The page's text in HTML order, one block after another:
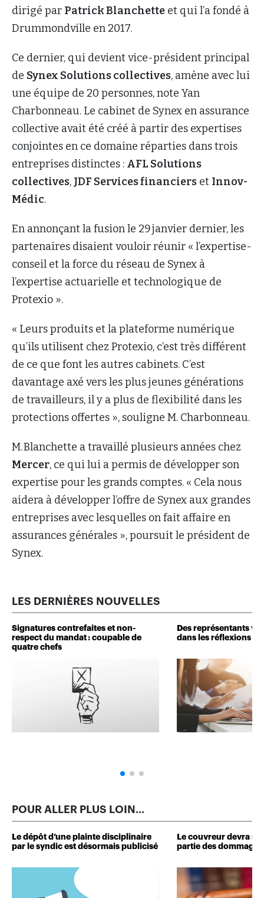
dirigé par Patrick Blanchette et qui l’a fondé à
Drummondville en 2017.
Ce dernier, qui devient vice-président principal
de Synex Solutions collectives, amène avec lui
une équipe de 20 personnes, note Yan
Charbonneau. Le cabinet de Synex en assurance
collective avait été créé à partir des expertises
conjointes en ce domaine réparties dans trois
entreprises distinctes : AFL Solutions
collectives, JDF Services financiers et Innov-
Médic.
En annonçant la fusion le 29 janvier dernier, les
partenaires disaient vouloir réunir « l’expertise-
conseil et la force du réseau de Synex à
l’expertise actuarielle et technologique de
Protexio ».
« Leurs produits et la plateforme numérique
qu’ils utilisent chez Protexio, c’est très différent
de ce que font les autres cabinets. C’est
davantage axé vers les plus jeunes générations
de travailleurs, il y a plus de flexibilité dans les
protections offertes », souligne M. Charbonneau.
M. Blanchette a travaillé plusieurs années chez
Mercer, ce qui lui a permis de développer son
expertise pour les grands comptes. « Cela nous
aidera à développer l’offre de Synex aux grandes
entreprises avec lesquelles on fait affaire en
assurances générales », poursuit le président de
Synex.
LES DERNIÈRES NOUVELLES
Signatures contrefaites et non-
respect du mandat : coupable de
quatre chefs
Des représentants
dans les réflexions de
POUR ALLER PLUS LOIN...
Le dépôt d’une plainte disciplinaire
par le syndic est désormais publicisé
Le couvreur devra
partie des dommages